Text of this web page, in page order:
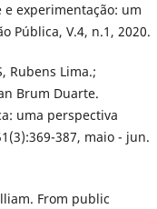
e experimentação: um
Pública, V.4, n.1, 2020.
Rubens Lima.;
Brum Duarte.
uma perspectiva
387, maio - jun.
From public